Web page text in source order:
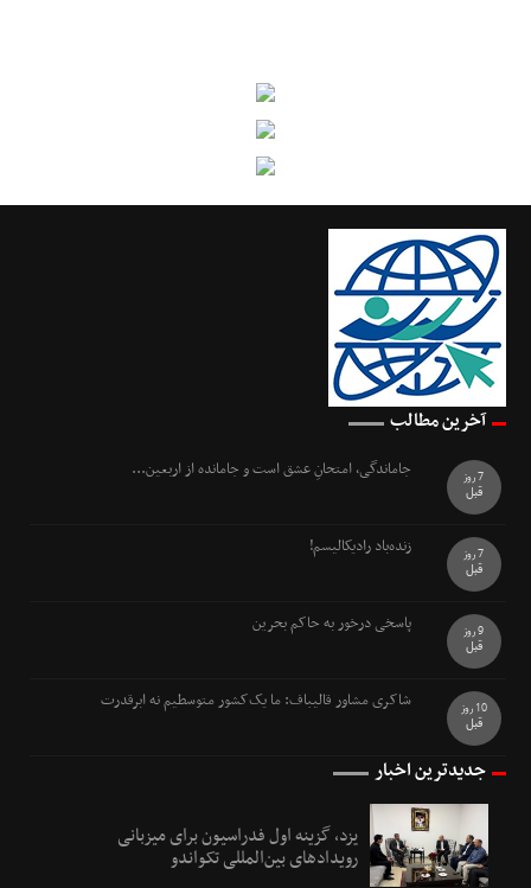
آخرین مطالب
جاماندگی، امتحانِ عشق است و جامانده از اربعین...
7 روز
قبل
زنده‌باد رادیکالیسم!
7 روز
قبل
پاسخی درخور به حاکم بحرین
9 روز
قبل
شاکری مشاور قالیباف: ما یک‌کشور متوسطیم نه ابرقدرت
10 روز
قبل
جدیدترین اخبار
یزد، گزینه اول فدراسیون برای میزبانی
رویدادهای بین‌المللی تکواندو